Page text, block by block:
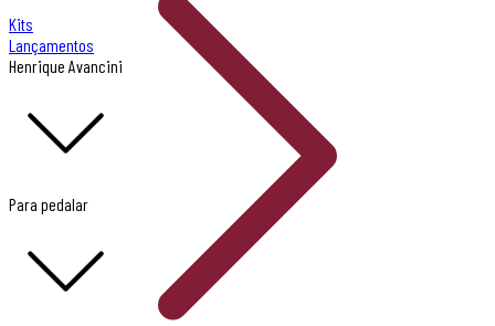
Kits
Lançamentos
Henrique Avancini
Para pedalar